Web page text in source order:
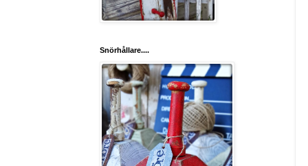
Snörhållare....